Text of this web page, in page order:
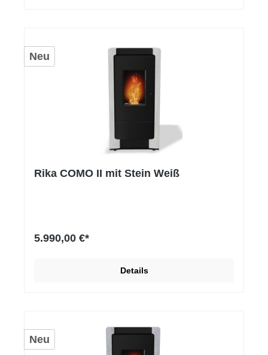
Neu
Rika COMO II mit Stein Weiß
5.990,00 €*
Details
Neu